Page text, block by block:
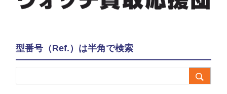
型番号（Ref.）は半角で検索
